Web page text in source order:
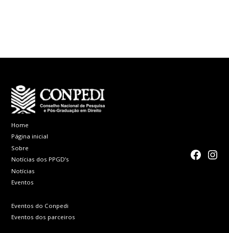
Lira
Home
Página inicial
Sobre
Notícias dos PPGD’s
Notícias
Eventos
Eventos do Conpedi
Eventos dos parceiros